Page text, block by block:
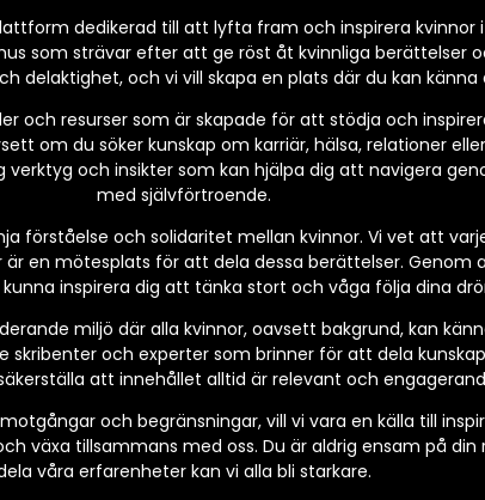
dedikerad till att lyfta fram och inspirera kvinnor i
som strävar efter att ge röst åt kvinnliga berättelser
delaktighet, och vi vill skapa en plats där du kan känna
och resurser som är skapade för att stödja och
om du söker kunskap om karriär, hälsa, relationer
och insikter som kan hjälpa dig att navigera
med självförtroende.
förståelse och solidaritet mellan kvinnor. Vi vet att
en mötesplats för att dela dessa berättelser. Genom
inspirera dig att tänka stort och våga följa dina
miljö där alla kvinnor, oavsett bakgrund, kan
skribenter och experter som brinner för att dela
att innehållet alltid är relevant och
och begränsningar, vill vi vara en källa till
växa tillsammans med oss. Du är aldrig ensam på
våra erfarenheter kan vi alla bli starkare.